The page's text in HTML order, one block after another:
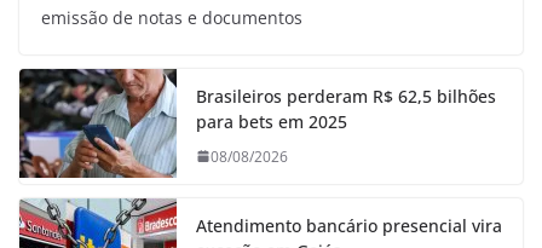
emissão de notas e documentos
Brasileiros perderam R$ 62,5 bilhões
para bets em 2025
08/08/2026
Atendimento bancário presencial vira